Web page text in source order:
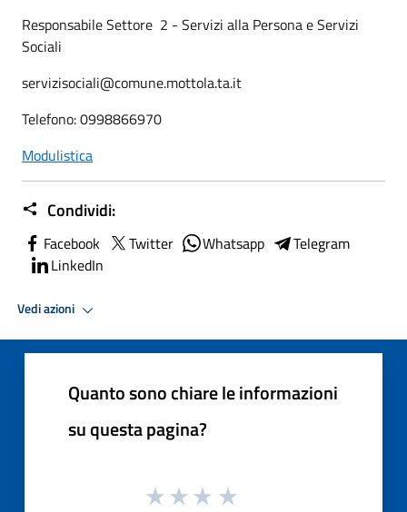
Responsabile Settore 2 - Servizi alla Persona e Servizi
Sociali
servizisociali@comune.mottola.ta.it
Telefono: 0998866970
Modulistica
Condividi:
Facebook Twitter Whatsapp
Telegram
LinkedIn
Vedi azioni
Quanto sono chiare le informazioni
su questa pagina?